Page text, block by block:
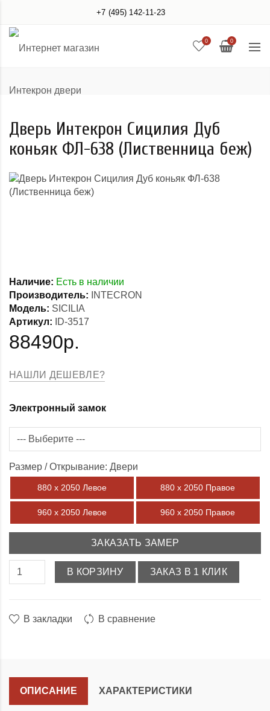
+7 (495) 142-11-23
0 0
Дверь Интекрон Сицилия Дуб
коньяк ФЛ-638 (Лиственница беж)
Наличие: Есть в наличии
Производитель:
INTECRON
Модель: SICILIA
Артикул: ID-3517
88490р.
НАШЛИ ДЕШЕВЛЕ?
Электронный замок
Размер / Открывание: Двери
880 х 2050 Левое 880 х 2050 Правое
960 х 2050 Левое 960 х 2050 Правое
ЗАКАЗАТЬ ЗАМЕР
В КОРЗИНУ ЗАКАЗ В 1 КЛИК
В закладки В сравнение
ОПИСАНИЕ ХАРАКТЕРИСТИКИ